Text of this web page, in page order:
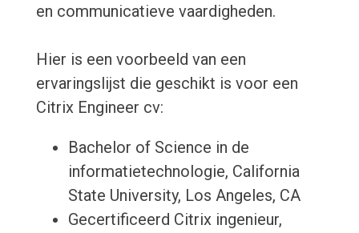
en communicatieve vaardigheden.
Hier is een voorbeeld van een
ervaringslijst die geschikt is voor een
Citrix Engineer cv:
Bachelor of Science in de
informatietechnologie, California
State University, Los Angeles, CA
Gecertificeerd Citrix ingenieur,